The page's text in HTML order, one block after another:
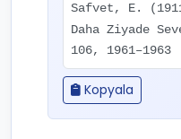
Safvet, E.
Daha Ziyade
106, 1961–1963
Kopyala